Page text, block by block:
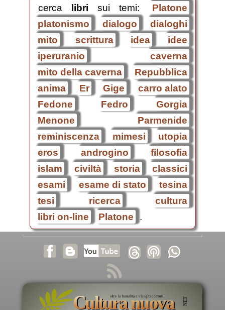
cerca libri sui temi:
Platone
platonismo
dialogo
dialoghi
mito
scrittura idea
idee
iperuranio
caverna
mito della caverna
Repubblica
anima
Er Gige
carro alato
Fedone
Fedro
Gorgia
Menone
Parmenide
reminiscenza
mimesi
utopia
eros
androgino
filosofia
islam
civiltà storia
classici
esami
esame di stato
tesina
tesi
ricerca
cultura
libri on-line
Platone .